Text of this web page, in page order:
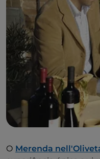
O Merenda